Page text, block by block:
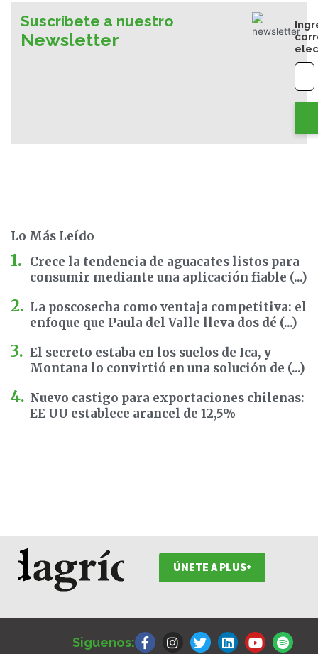
Suscríbete a nuestro
Newsletter
Lo Más Leído
Crece la tendencia de aguacates listos para
consumir mediante una aplicación fiable (...)
La poscosecha como ventaja competitiva: el
enfoque que Paula del Valle lleva dos dé (...)
El secreto estaba en los suelos de Ica, y
Montana lo convirtió en una solución de (...)
Nuevo castigo para exportaciones chilenas:
EE UU establece arancel de 12,5%
ÚNETE A PLUS+
Siguenos:
a
c
n
s
w
i
i
n
o
u
p
o